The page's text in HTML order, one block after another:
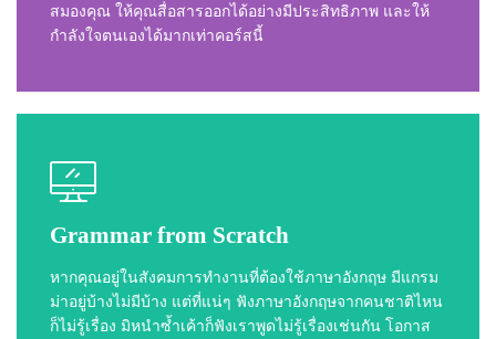
สมองคุณ ให้คุณสื่อสารออกได้อย่างมีประสิทธิภาพ และให้
กำลังใจตนเองได้มากเท่าคอร์สนี้
Grammar from Scratch
หากคุณอยู่ในสังคมการทำงานที่ต้องใช้ภาษาอังกฤษ มีแกรม
ม่าอยู่บ้างไม่มีบ้าง แต่ที่แน่ๆ ฟังภาษาอังกฤษจากคนชาติไหน
ก็ไม่รู้เรื่อง มิหนำซ้ำเค้าก็ฟังเราพูดไม่รู้เรื่องเช่นกัน โอกาส